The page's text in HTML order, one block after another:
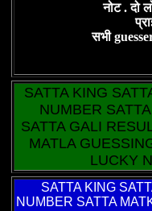
नोट . दो
सभी
SATTA KING
NUMBER
SATTA GALI
MATLA
LUCKY
SATTA KING
NUMBER SATTA